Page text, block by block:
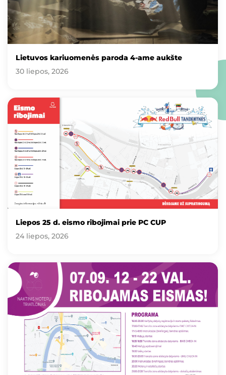
Lietuvos kariuomenės paroda 4-ame aukšte
30 liepos, 2026
Liepos 25 d. eismo ribojimai prie PC CUP
24 liepos, 2026